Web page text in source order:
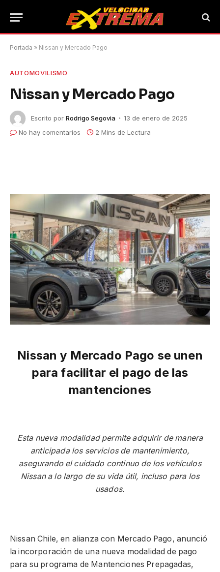
Portada » Nissan y Mercado Pago
AUTOMOVILISMO
Nissan y Mercado Pago
Escrito por Rodrigo Segovia
13 de enero de 2025
No hay comentarios
2 Mins de Lectura
Nissan y Mercado Pago se unen
para facilitar el pago de las
mantenciones
Esta nueva modalidad permite adquirir de manera
anticipada los servicios de mantenimiento,
asegurando el cuidado continuo de los vehículos
Nissan a lo largo de su vida útil, incluso para los
usados.
Nissan Chile, en alianza con Mercado Pago, anunció
la incorporación de una nueva modalidad de pago
para su programa de Mantenciones Prepagadas,